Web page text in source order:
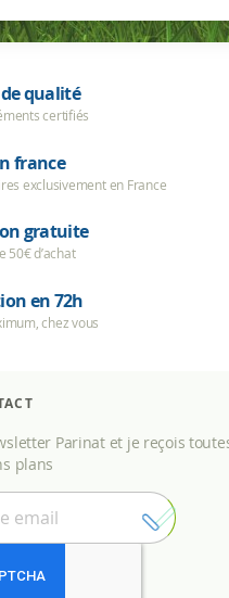
qualité
certifiés
france
exclusivement en France
gratuite
50€ d’achat
en 72h
chez vous
Parinat et je reçois
plans